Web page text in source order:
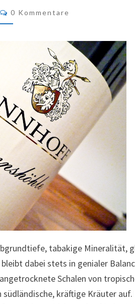
Kommentare
0 Kommentare
tabakige Mineralität,
dabei stets in genialer
Schalen von
kräftige Kräuter auf.